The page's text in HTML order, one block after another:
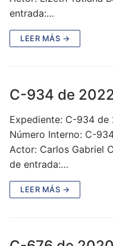
entrada:…
LEER MÁS →
C-934 de
Expediente: C-934 de
Número Interno: C-
Actor: Carlos Gabriel
de entrada:…
LEER MÁS →